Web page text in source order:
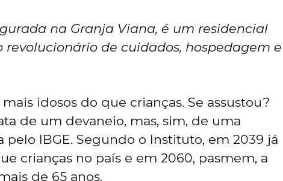
na Granja Viana, é um residencial
de cuidados, hospedagem e
idosos do que crianças. Se assustou?
de um devaneio, mas, sim, de uma
pelo IBGE. Segundo o Instituto, em 2039 já
crianças no país e em 2060, pasmem, a
de 65 anos.